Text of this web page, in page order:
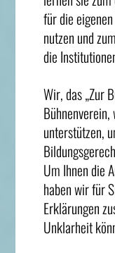
für die
nutzen und
die
Wir, das „Zur
unterstützen,
Um Ihnen die
haben wir für
Erklärungen
Unklarheit